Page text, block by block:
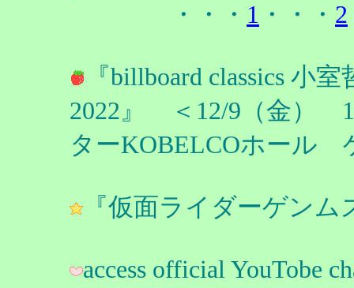
・・・ 1 ・・・ 2
『billboard classics 小
2022』 ＜12/9（金）
ターKOBELCOホール
『仮面ライダーゲン
access official YouTobe